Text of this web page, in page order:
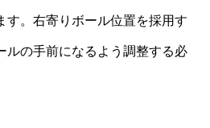
す。右寄りボール位置を採用す
ルの手前になるよう調整する必